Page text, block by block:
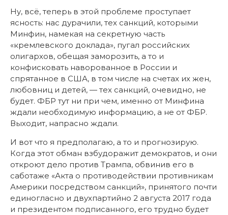
Ну, всё, теперь в этой проблеме проступает
ясность: нас дурачили, тех санкций, которыми
Минфин, намекая на секретную часть
«кремлевского доклада», пугал российских
олигархов, обещая заморозить, а то и
конфисковать наворованное в России и
спрятанное в США, в том числе на счетах их жен,
любовниц и детей, — тех санкций, очевидно, не
будет. ФБР тут ни при чем, именно от Минфина
ждали необходимую информацию, а не от ФБР.
Выходит, напрасно ждали.
И вот что я предполагаю, а то и прогнозирую.
Когда этот обман взбудоражит демократов, и они
откроют дело против Трампа, обвинив его в
саботаже «Акта о противодействии противникам
Америки посредством санкций», принятого почти
единогласно и двухпартийно 2 августа 2017 года
и президентом подписанного, его трудно будет